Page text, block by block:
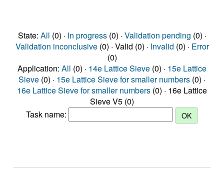
State: All (0) · In progress(0) · Validation pending (0) ·
Validation inconclusive(0) · Valid (0) · Invalid (0) · Error
(0)
Application: All (0) · 14e Lattice Sieve (0) · 15e Lattice
Sieve (0) · 15e Lattice Sieve for smaller numbers (0) ·
16e Lattice Sieve for smaller numbers (0) · 16e Lattice
Sieve V5 (0)
Task name: